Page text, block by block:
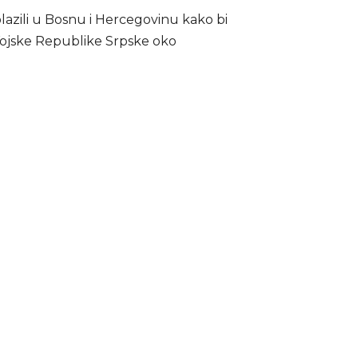
u Bosnu i Hercegovinu kako bi
Republike Srpske oko